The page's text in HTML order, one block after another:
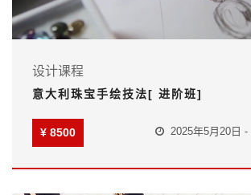
设计课程
意大利珠宝手绘技法[ 进阶班]
¥ 8500 2025年5月20日 -